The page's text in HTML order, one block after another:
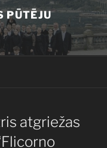
PŪTĒJU
atgriežas